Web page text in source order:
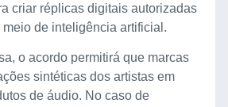
criar réplicas digitais autorizadas
de inteligência artificial.
o acordo permitirá que marcas
sintéticas dos artistas em
de áudio. No caso de